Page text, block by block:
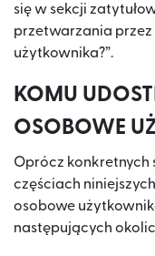
się w sekcji
przetwarzania przez
użytkownika?”.
KOMU
OSOBOWE
Oprócz konkretnych
częściach
osobowe
następujących